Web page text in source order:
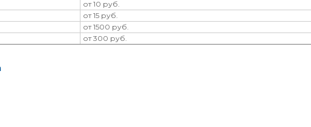
от 10 руб.
от 15 руб.
от 1500 руб.
от 300 руб.